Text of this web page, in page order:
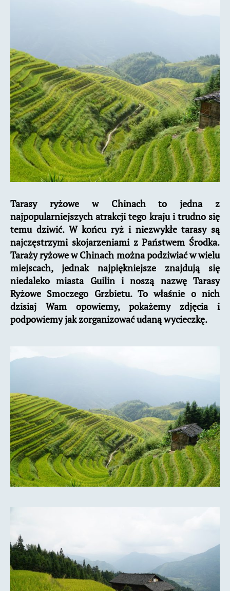
Tarasy ryżowe w Chinach to jedna z
najpopularniejszych atrakcji tego kraju i trudno się
temu dziwić. W końcu ryż i niezwykłe tarasy są
najczęstrzymi skojarzeniami z Państwem Środka.
Taraży ryżowe w Chinach można podziwiać w wielu
miejscach, jednak najpiękniejsze znajdują się
niedaleko miasta Guilin i noszą nazwę Tarasy
Ryżowe Smoczego Grzbietu. To właśnie o nich
dzisiaj Wam opowiemy, pokażemy zdjęcia i
podpowiemy jak zorganizować udaną wycieczkę.